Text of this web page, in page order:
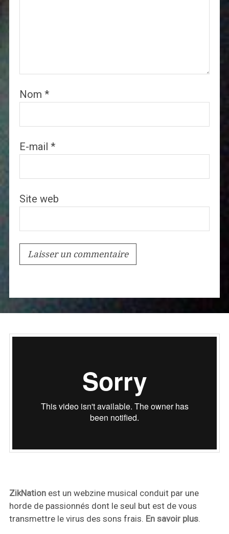
Nom *
E-mail *
Site web
ZikNationest un webzine musical conduit par une
horde de passionnés dont le seul but est de vous
transmettre le virus des sons frais. En savoir plus.